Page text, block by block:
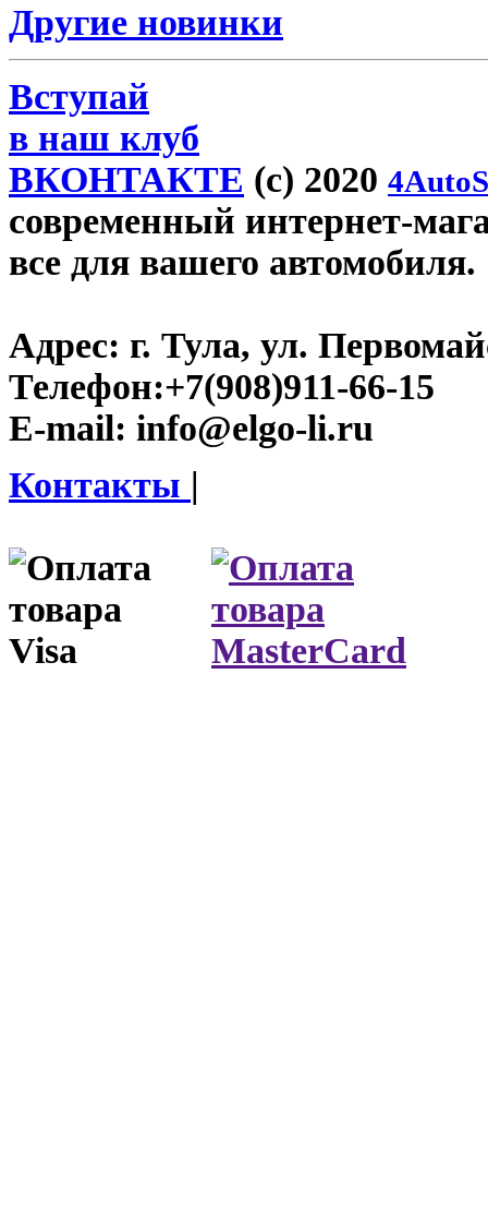
Другие новинки
Вступай
в наш клуб
ВКОНТАКТЕ (c) 2020
современный интернет-
все для вашего автомобиля.
Адрес: г. Тула, ул.
Телефон:+7(908)911-66-15
E-mail: info@elgo-li.ru
Контакты |